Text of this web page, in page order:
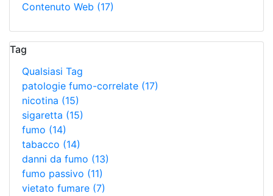
Contenuto Web (17)
Tag
Qualsiasi Tag
patologie fumo-correlate (17)
nicotina (15)
sigaretta (15)
fumo (14)
tabacco (14)
danni da fumo (13)
fumo passivo (11)
vietato fumare (7)